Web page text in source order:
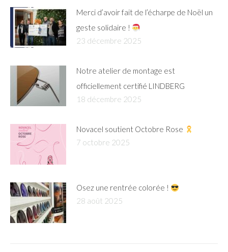
Merci d’avoir fait de l’écharpe de Noël un
geste solidaire !
23 décembre 2025
Notre atelier de montage est
officiellement certifié LINDBERG
18 décembre 2025
Novacel soutient Octobre Rose
7 octobre 2025
Osez une rentrée colorée !
28 août 2025